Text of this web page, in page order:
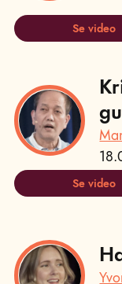
Se video
Se video